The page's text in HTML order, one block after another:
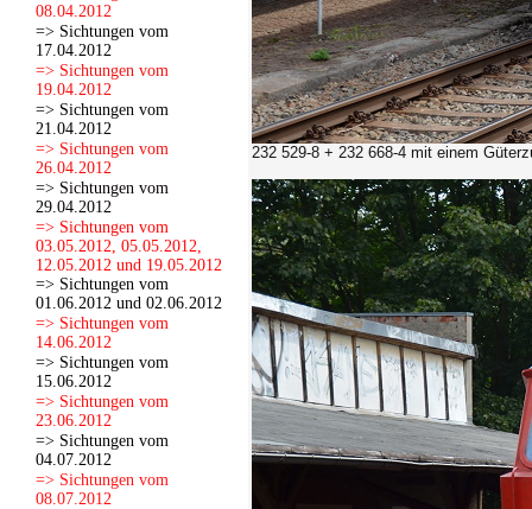
08.04.2012
=> Sichtungen vom
17.04.2012
=> Sichtungen vom
19.04.2012
=> Sichtungen vom
21.04.2012
=> Sichtungen vom
26.04.2012
=> Sichtungen vom
29.04.2012
=> Sichtungen vom
03.05.2012, 05.05.2012,
12.05.2012 und 19.05.2012
=> Sichtungen vom
01.06.2012 und 02.06.2012
=> Sichtungen vom
14.06.2012
=> Sichtungen vom
15.06.2012
=> Sichtungen vom
23.06.2012
=> Sichtungen vom
04.07.2012
=> Sichtungen vom
08.07.2012
232 529-8 + 232 668-4 mit einem